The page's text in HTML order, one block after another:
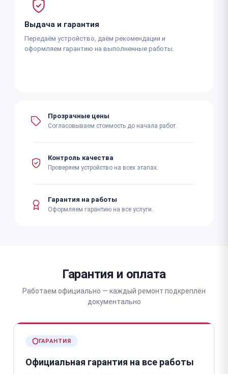
Выдача и гарантия
Передаём устройство, даём рекомендации и
оформляем гарантию на выполненные работы.
Прозрачные цены
Согласовываем стоимость до начала работ.
Контроль качества
Проверяем устройство на всех этапах.
Гарантия на работы
Оформляем гарантию на все услуги.
Гарантия и оплата
Работаем официально — каждый ремонт подкреплён
документально
ГАРАНТИЯ
Официальная гарантия на все работы